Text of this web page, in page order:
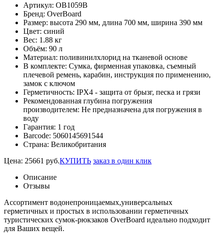
Артикул: OB1059B
Бренд: OverBoard
Размер: высота 290 мм, длина 700 мм, ширина 390 мм
Цвет: синий
Вес: 1.88 кг
Объём: 90 л
Материал: поливинилхлорид на тканевой основе
В комплекте: Сумка, фирменная упаковка, съемный
плечевой ремень, карабин, инструкция по применению,
замок с ключом
Герметичность: IPX4 - защита от брызг, песка и грязи
Рекомендованная глубина погружения
производителем: Не предназначена для погружения в
воду
Гарантия: 1 год
Barcode: 5060145691544
Страна: Великобритания
Цена: 25661 руб.КУПИТЬ заказ в один клик
Описание
Отзывы
Ассортимент водонепроницаемых,универсальных
герметичных и простых в использовании герметичных
туристических сумок-рюкзаков OverBoard идеально подходит
для Ваших вещей.